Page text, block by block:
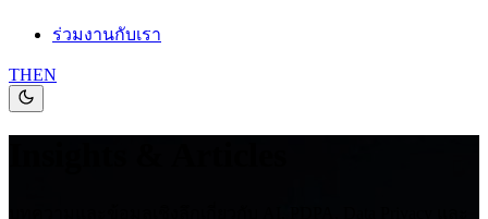
ร่วมงานกับเรา
THEN